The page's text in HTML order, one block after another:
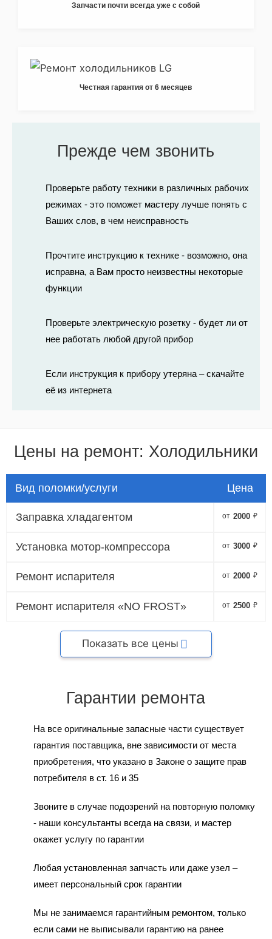
Запчасти почти всегда уже с собой
Честная гарантия от 6 месяцев
Прежде чем звонить
Проверьте работу техники в различных рабочих
режимах - это поможет мастеру лучше понять с
Ваших слов, в чем неисправность
Прочтите инструкцию к технике - возможно, она
исправна, а Вам просто неизвестны некоторые
функции
Проверьте электрическую розетку - будет ли от
нее работать любой другой прибор
Если инструкция к прибору утеряна – скачайте
её из интернета
Цены на ремонт: Холодильники
Вид поломки/услуги Цена
Заправка хладагентом от 2000 ₽
Установка мотор-компрессора от 3000 ₽
Ремонт испарителя от 2000 ₽
Ремонт испарителя «NO FROST» от 2500 ₽
Показать все цены
Гарантии ремонта
На все оригинальные запасные части существует
гарантия поставщика, вне зависимости от места
приобретения, что указано в Законе о защите прав
потребителя в ст. 16 и 35
Звоните в случае подозрений на повторную поломку
- наши консультанты всегда на связи, и мастер
окажет услугу по гарантии
Любая установленная запчасть или даже узел –
имеет персональный срок гарантии
Мы не занимаемся гарантийным ремонтом, только
если сами не выписывали гарантию на ранее